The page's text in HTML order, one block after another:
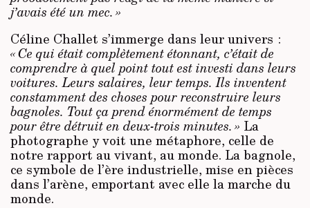
j’avais été un mec. »
Céline Challet s’immerge dans leur univers :
« Ce qui était complètement étonnant, c’était de
comprendre à quel point tout est investi dans leurs
voitures. Leurs salaires, leur temps. Ils inventent
constamment des choses pour reconstruire leurs
bagnoles. Tout ça prend énormément de temps
pour être détruit en deux-trois minutes. » La
photographe y voit une métaphore, celle de
notre rapport au vivant, au monde. La bagnole,
ce symbole de l’ère industrielle, mise en pièces
dans l’arène, emportant avec elle la marche du
monde.